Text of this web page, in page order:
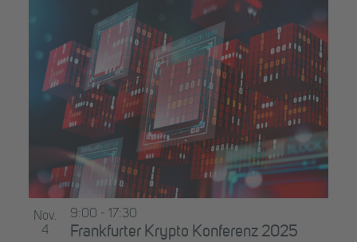
Nov.
4
Frankfurter Krypto Konferenz 2025
9:00 - 17:30